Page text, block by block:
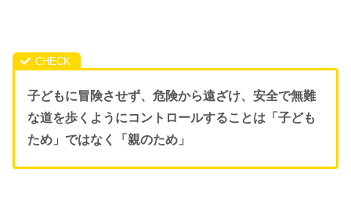
子どもに冒険させず、危険から遠ざけ、安全で無難
な道を歩くようにコントロールすることは「子ども
ため」ではなく「親のため」